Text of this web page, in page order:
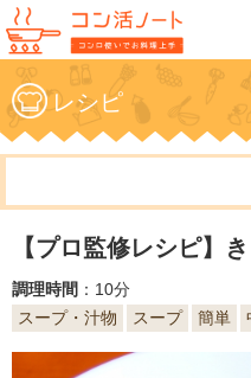
レシピ
【プロ監修レシピ】
調理時間 ：10分
スープ・汁物
スープ 簡単